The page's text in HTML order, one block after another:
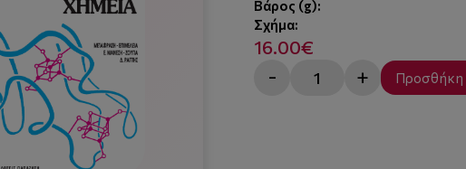
Βάρος (g):
Σχήμα:
16.00€
- + Προσθήκη